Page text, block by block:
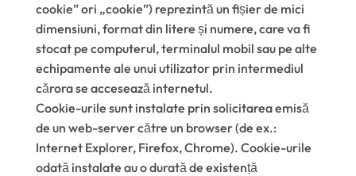
cookie” ori „cookie”) reprezintă un fișier de mici
dimensiuni, format din litere și numere, care va fi
stocat pe computerul, terminalul mobil sau pe alte
echipamente ale unui utilizator prin intermediul
cărora se accesează internetul.
Cookie-urile sunt instalate prin solicitarea emisă
de un web-server către un browser (de ex.:
Internet Explorer, Firefox, Chrome). Cookie-urile
odată instalate au o durată de existență